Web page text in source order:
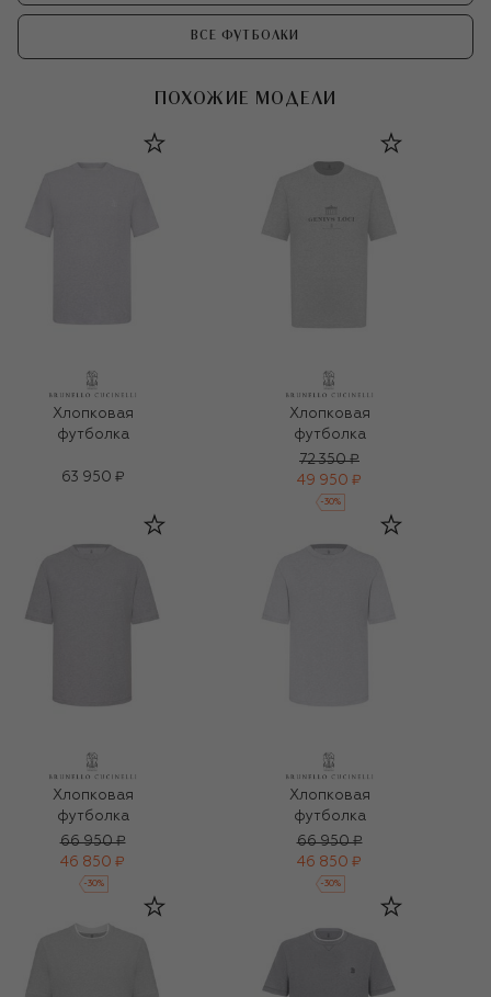
ВСЕ ФУТБОЛКИ
ПОХОЖИЕ МОДЕЛИ
Хлопковая
футболка
63 950 ₽
Хлопковая
футболка
72 350 ₽
49 950 ₽
-30%
Хлопковая
футболка
66 950 ₽
46 850 ₽
-30%
Хлопковая
футболка
66 950 ₽
46 850 ₽
-30%